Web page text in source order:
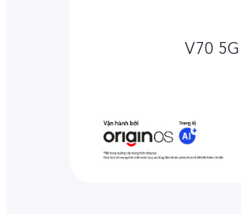
V70 5G